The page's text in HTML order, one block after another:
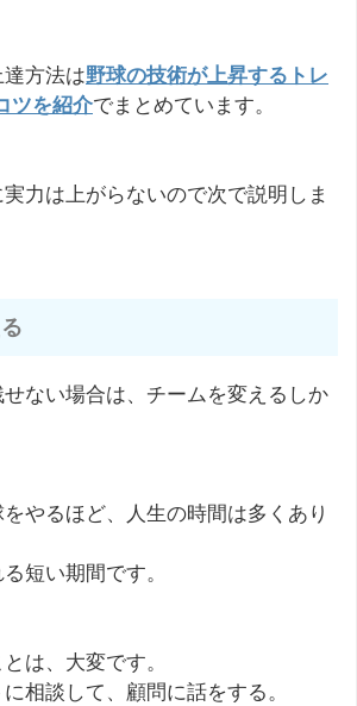
方法は野球の技術が上昇するトレ
ツを紹介でまとめています。
力は上がらないので次で説明しま
ない場合は、チームを変えるしか
やるほど、人生の時間は多くあり
短い期間です。
は、大変です。
相談して、顧問に話をする。